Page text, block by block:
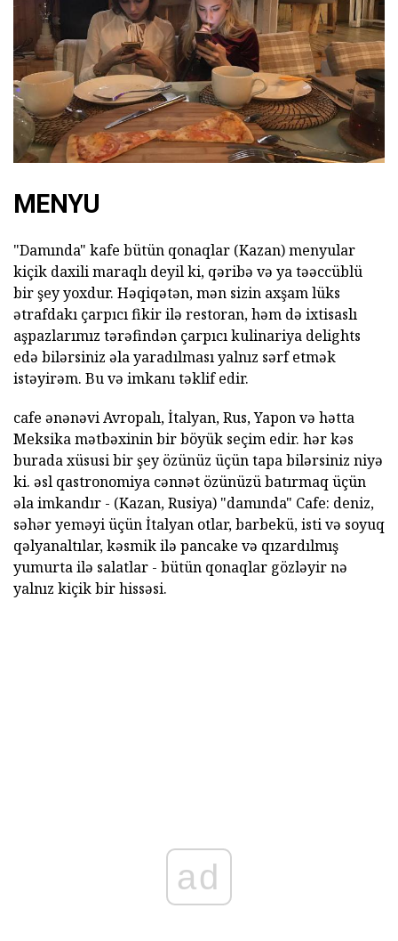
MENYU
"Damında" kafe bütün qonaqlar (Kazan) menyular
kiçik daxili maraqlı deyil ki, qəribə və ya təəccüblü
bir şey yoxdur. Həqiqətən, mən sizin axşam lüks
ətrafdakı çarpıcı fikir ilə restoran, həm də ixtisaslı
aşpazlarımız tərəfindən çarpıcı kulinariya delights
edə bilərsiniz əla yaradılması yalnız sərf etmək
istəyirəm. Bu və imkanı təklif edir.
cafe ənənəvi Avropalı, İtalyan, Rus, Yapon və hətta
Meksika mətbəxinin bir böyük seçim edir. hər kəs
burada xüsusi bir şey özünüz üçün tapa bilərsiniz niyə
ki. əsl qastronomiya cənnət özünüzü batırmaq üçün
əla imkandır - (Kazan, Rusiya) "damında" Cafe: deniz,
səhər yeməyi üçün İtalyan otlar, barbekü, isti və soyuq
qəlyanaltılar, kəsmik ilə pancake və qızardılmış
yumurta ilə salatlar - bütün qonaqlar gözləyir nə
yalnız kiçik bir hissəsi.
ad